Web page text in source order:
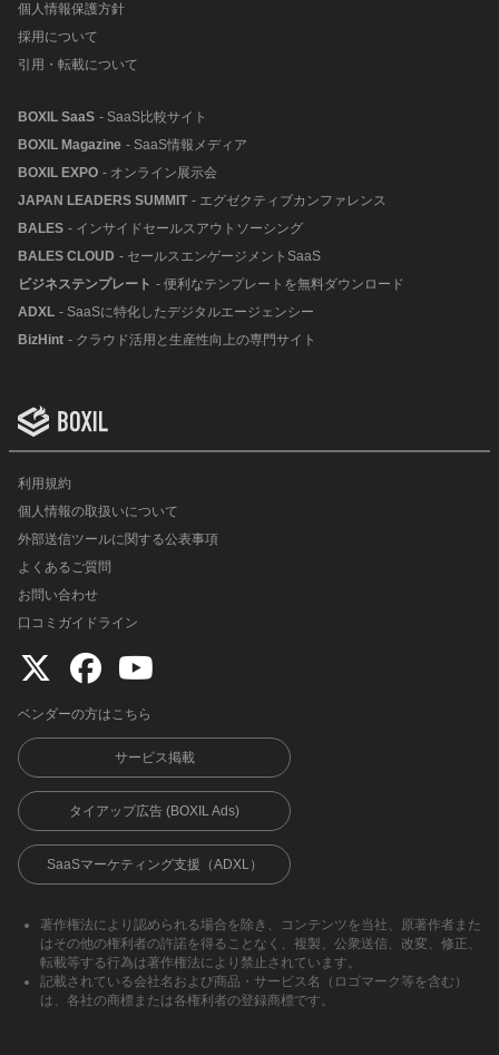
個人情報保護方針
採用について
引用・転載について
BOXIL SaaS - SaaS比較サイト
BOXIL Magazine - SaaS情報メディア
BOXIL EXPO - オンライン展示会
JAPAN LEADERS SUMMIT - エグゼクティブカンファレンス
BALES - インサイドセールスアウトソーシング
BALES CLOUD - セールスエンゲージメントSaaS
ビジネステンプレート - 便利なテンプレートを無料ダウンロード
ADXL - SaaSに特化したデジタルエージェンシー
BizHint - クラウド活用と生産性向上の専門サイト
利用規約
個人情報の取扱いについて
外部送信ツールに関する公表事項
よくあるご質問
お問い合わせ
口コミガイドライン
ベンダーの方はこちら
サービス掲載
タイアップ広告 (BOXIL Ads)
SaaSマーケティング支援（ADXL）
著作権法により認められる場合を除き、コンテンツを当社、原著作者また
はその他の権利者の許諾を得ることなく、複製、公衆送信、改変、修正、
転載等する行為は著作権法により禁止されています。
記載されている会社名および商品・サービス名（ロゴマーク等を含む）
は、各社の商標または各権利者の登録商標です。